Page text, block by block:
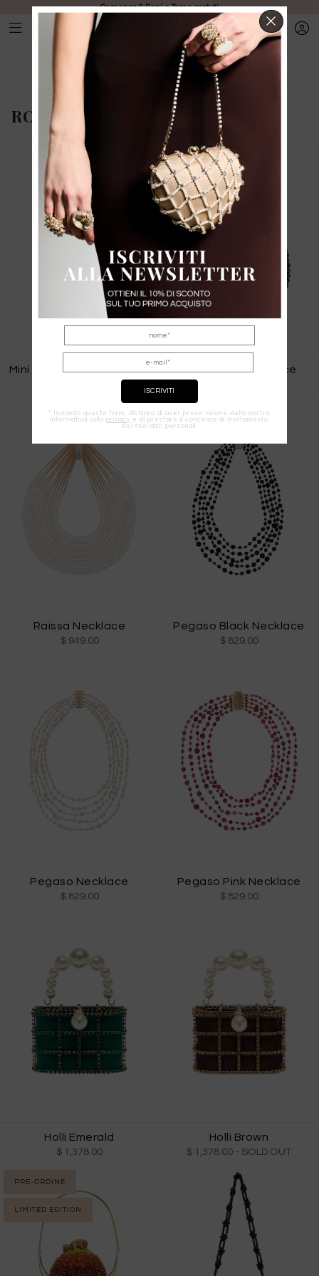
Consegna & Dazi e Tasse gratuti
ROSANTICA COLLEZIONE FW25
Mini Raissa Pink Necklace Mini Raissa Necklace
Raissa Necklace
$ 949.00
Pegaso Black Necklace
$ 829.00
Pegaso Necklace
$ 829.00
Pegaso Pink Necklace
$ 829.00
Holli Emerald
$ 1,378.00
Holli Brown
$ 1,378.00 - SOLD OUT
PRE-ORDINE
LIMITED EDITION
* Inviando questo form, dichiaro di aver preso visione della nostra
informativa sulla privacy e di prestare il consenso al trattamento
dei miei dati personali.